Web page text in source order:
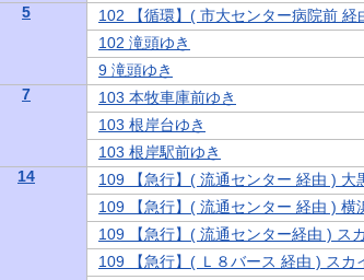
5
102 【循環】( 市大センター病院前 経
102 滝頭ゆき
9 滝頭ゆき
7
103 本牧車庫前ゆき
103 根岸台ゆき
103 根岸駅前ゆき
14
109 【急行】( 流通センター 経由 ) 大
109 【急行】( 流通センター 経由 ) 横
109 【急行】( 流通センター経由 ) ス
109 【急行】( Ｌ８バース 経由 ) スカ